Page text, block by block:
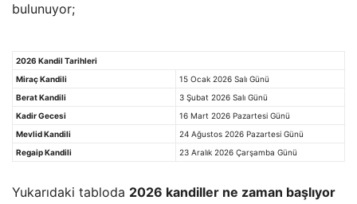
bulunuyor;
2026 Kandil Tarihleri
Miraç Kandili
15 Ocak 2026 Salı Günü
Berat Kandili
3 Şubat 2026 Salı Günü
Kadir Gecesi
16 Mart 2026 Pazartesi Günü
Mevlid Kandili
24 Ağustos 2026 Pazartesi Günü
Regaip Kandili
23 Aralık 2026 Çarşamba Günü
Yukarıdaki tabloda 2026 kandiller ne zaman başlıyor